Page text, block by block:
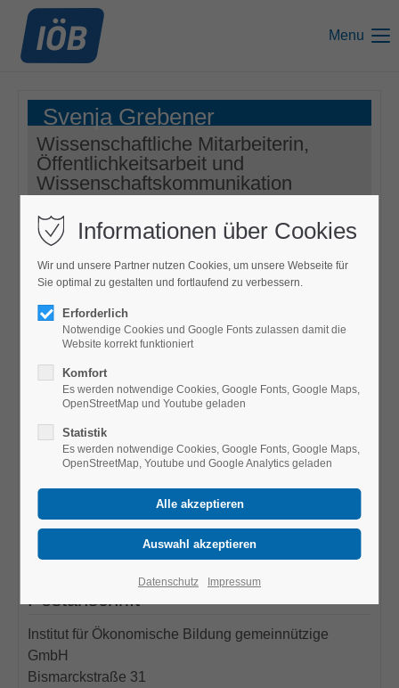
Menu
Svenja Grebener
Wissenschaftliche Mitarbeiterin,
Öffentlichkeitsarbeit und
Wissenschaftskommunikation
Telefon: +49-44136130346
Fax: +49-44136130399
E-Mail:grebener@ioeb.de
Postanschrift
Institut für Ökonomische Bildung gemeinnützige
GmbH
Bismarckstraße 31
Informationen über Cookies
Wir und unsere Partner nutzen Cookies, um unsere Webseite für
Sie optimal zu gestalten und fortlaufend zu verbessern.
Erforderlich
Notwendige Cookies und Google Fonts zulassen damit die
Website korrekt funktioniert
Komfort
Es werden notwendige Cookies, Google Fonts, Google Maps,
OpenStreetMap und Youtube geladen
Statistik
Es werden notwendige Cookies, Google Fonts, Google Maps,
OpenStreetMap, Youtube und Google Analytics geladen
Datenschutz Impressum